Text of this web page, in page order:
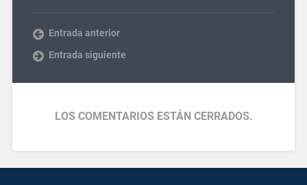
Entrada anterior
Entrada siguiente
LOS COMENTARIOS ESTÁN CERRADOS.